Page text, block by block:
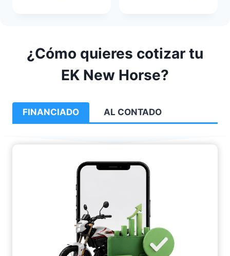
¿Cómo quieres cotizar tu
EK New Horse?
FINANCIADO AL CONTADO